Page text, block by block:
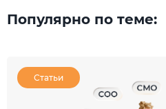
Популярно по теме:
Статьи